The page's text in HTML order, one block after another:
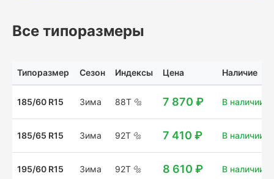
Все типоразмеры
Типоразмер Сезон Индексы Цена Наличие
185/60 R15 Зима 88T 🔩 7 870 ₽ В наличии:
185/65 R15 Зима 92T 🔩 7 410 ₽ В наличии:
195/60 R15 Зима 92T 🔩 8 610 ₽ В наличии: